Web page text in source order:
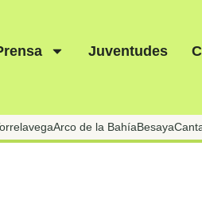
Juventudes
Arco de la BahíaBesaya